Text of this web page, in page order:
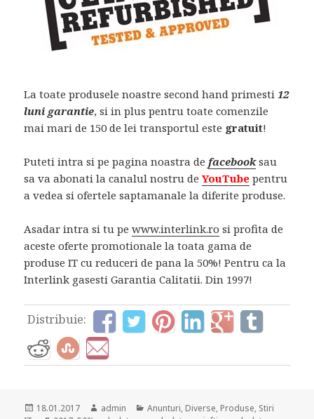
La toate produsele noastre second hand primesti 12
luni garantie, si in plus pentru toate comenzile
mai mari de 150 de lei transportul este gratuit!
Puteti intra si pe pagina noastra de facebooksau
sa va abonati la canalul nostru deYouTube pentru
a vedea si ofertele saptamanale la diferite produse.
Asadar intra si tu pewww.interlink.ro si profita de
aceste oferte promotionale la toata gama de
produse IT cu reduceri de pana la 50%! Pentru ca la
Interlink gasesti Garantia Calitatii. Din 1997!
Distribuie:
Posted
18.01.2017 Author
admin Categories
Anunturi, Diverse, Produse, Stiri